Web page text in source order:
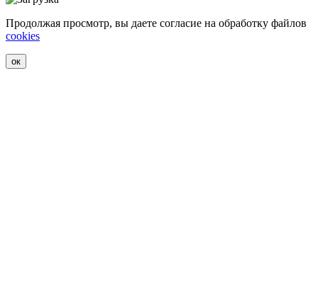
Продолжая просмотр, вы даете согласие на обработку файлов
cookies
ок